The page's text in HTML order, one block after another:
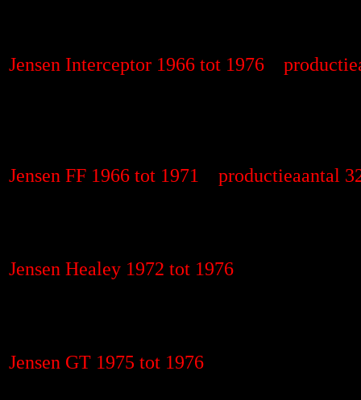
Jensen Interceptor 1966 tot 1976
Jensen FF 1966 tot 1971 productieaantal
Jensen Healey 1972 tot 1976
Jensen GT 1975 tot 1976